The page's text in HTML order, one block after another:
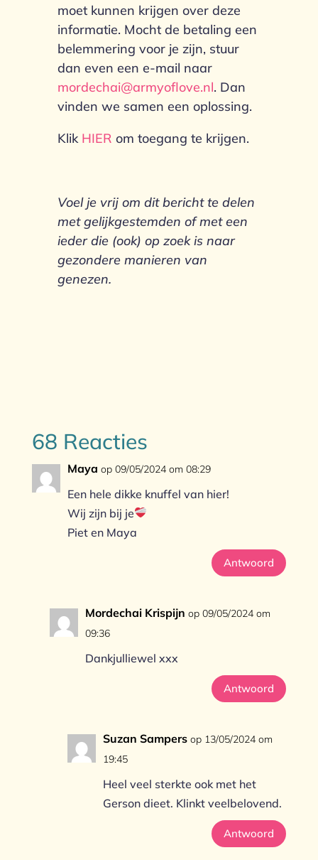
moet kunnen krijgen over deze
informatie. Mocht de betaling een
belemmering voor je zijn, stuur
dan even een e-mail naar
mordechai@armyoflove.nl. Dan
vinden we samen een oplossing.
Klik HIER om toegang te krijgen.
Voel je vrij om dit bericht te delen
met gelijkgestemden of met een
ieder die (ook) op zoek is naar
gezondere manieren van
genezen.
68 Reacties
Maya op 09/05/2024 om 08:29
Een hele dikke knuffel van hier!
Wij zijn bij je
Piet en Maya
Antwoord
Mordechai Krispijn op 09/05/2024 om
09:36
Dankjulliewel xxx
Antwoord
Suzan Sampers op 13/05/2024 om
19:45
Heel veel sterkte ook met het
Gerson dieet. Klinkt veelbelovend.
Antwoord